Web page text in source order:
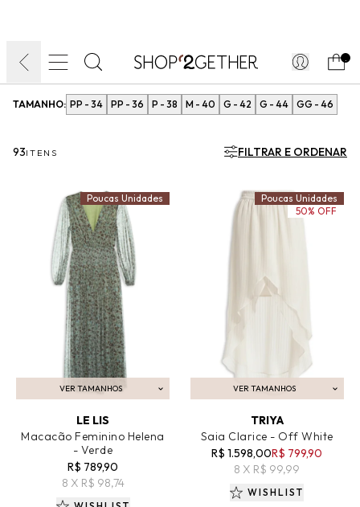
TAMANHO: PP - 34 PP - 36 P - 38 M - 40 G - 42 G - 44 GG - 46
93ITENS FILTRAR E ORDENAR
VER TAMANHOS
ADICIONAR AO CARRINHO
LE LIS
Macacão Feminino Helena
- Verde
R$ 789,90
8 X R$ 98,74
Poucas Unidades
VER TAMANHOS
ADICIONAR AO CARRINHO
TRIYA
Saia Clarice - Off White
R$ 1.598,00R$ 799,90
8 X R$ 99,99
Poucas Unidades
50% OFF
WISHLIST